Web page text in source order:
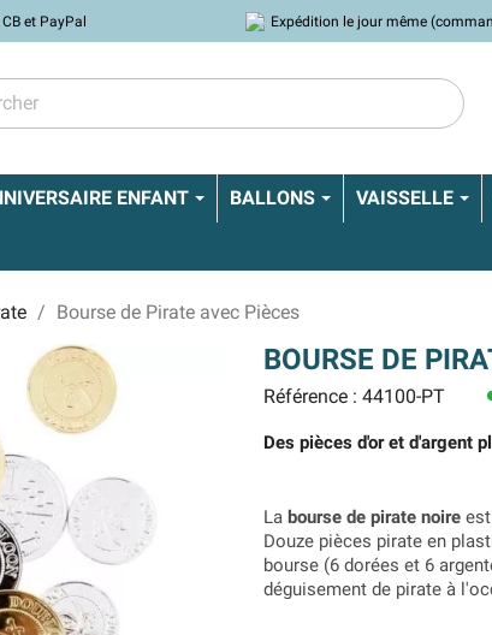
et PayPal Expédition le jour même
ENFANT BALLONS VAISSELLE
Bourse de Pirate avec Pièces
BOURSE DE
Référence : 44100-PT
Des pièces d'or et d'argent
La bourse de pirate noire
Douze pièces pirate en
bourse (6 dorées et 6
déguisement de pirate à